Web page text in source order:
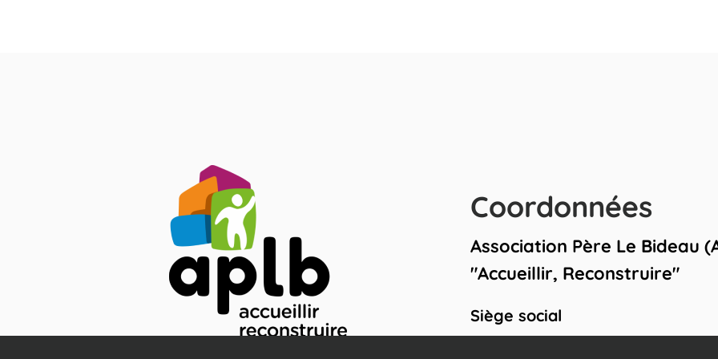
Coordonnées
Association Père Le Bideau
"Accueillir, Reconstruire"
Siège social